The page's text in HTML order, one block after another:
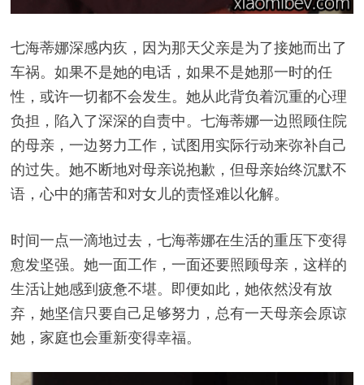
七海蒂娜深感内疚，因为那天父亲是为了接她而出了
车祸。如果不是她的电话，如果不是她那一时的任
性，或许一切都不会发生。她从此背负着沉重的心理
负担，陷入了深深的自责中。七海蒂娜一边照顾住院
的母亲，一边努力工作，试图用实际行动来弥补自己
的过失。她不断地对母亲说抱歉，但母亲始终沉默不
语，心中的痛苦和对女儿的责怪难以化解。
时间一点一滴地过去，七海蒂娜在生活的重压下变得
愈发坚强。她一面工作，一面还要照顾母亲，这样的
生活让她感到疲惫不堪。即便如此，她依然没有放
弃，她坚信只要自己足够努力，总有一天母亲会原谅
她，家庭也会重新变得幸福。